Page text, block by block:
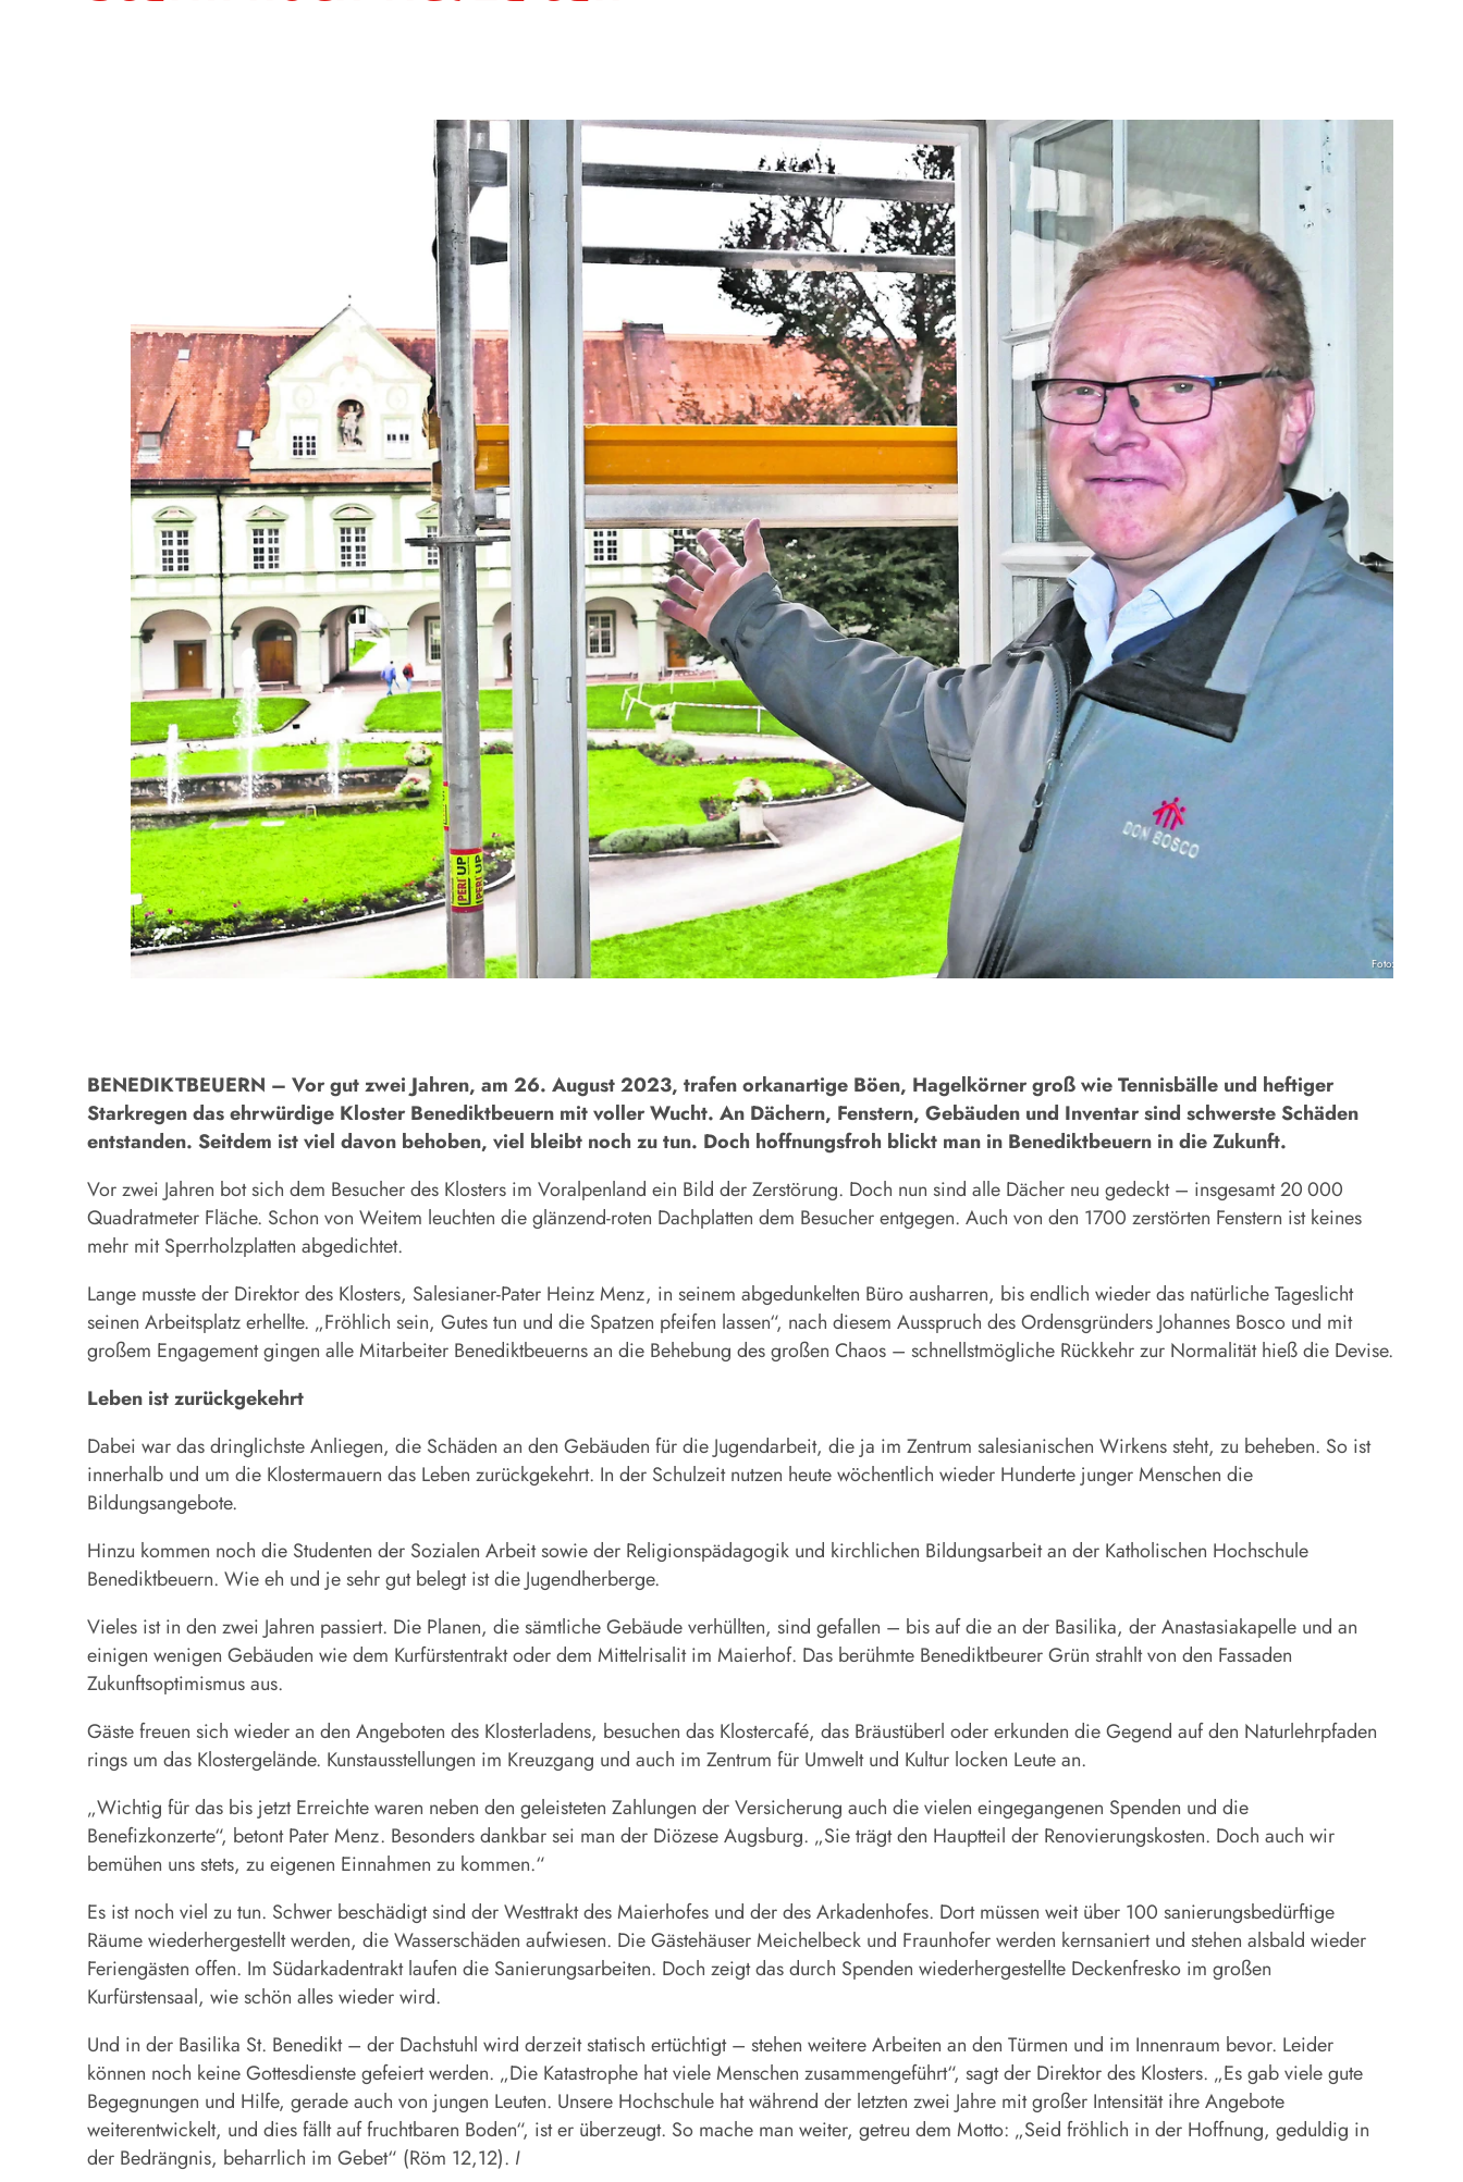
Foto: Paulus
BENEDIKTBEUERN – Vor gut zwei Jahren, am 26. August 2023, trafen orkanartige Böen, Hagelkörner groß wie Tennisbälle und heftiger
Starkregen das ehrwürdige Kloster Benediktbeuern mit voller Wucht. An Dächern, Fenstern, Gebäuden und Inventar sind schwerste Schäden
entstanden. Seitdem ist viel davon behoben, viel bleibt noch zu tun. Doch hoffnungsfroh blickt man in Benedikt­beuern in die Zukunft.
Vor zwei Jahren bot sich dem Besucher des Klosters im Voralpenland ein Bild der Zerstörung. Doch nun sind alle Dächer neu gedeckt – insgesamt 20 000
Quadratmeter Fläche. Schon von Weitem leuchten die glänzend-roten Dachplatten dem Besucher entgegen. Auch von den 1700 zerstörten Fenstern ist keines
mehr mit Sperrholzplatten abgedichtet.
Lange musste der Direktor des Klosters, Salesianer-Pater Heinz Menz, in seinem abgedunkelten Büro ausharren, bis endlich wieder das natürliche Tageslicht
seinen Arbeitsplatz erhellte. „Fröhlich sein, Gutes tun und die Spatzen pfeifen lassen“, nach diesem Ausspruch des Ordensgründers Johannes Bosco und mit
großem Engagement gingen alle Mitarbeiter Benediktbeuerns an die Behebung des großen Chaos – schnellstmögliche Rückkehr zur Normalität hieß die Devise.
Leben ist zurückgekehrt
Dabei war das dringlichste Anliegen, die Schäden an den Gebäuden für die Jugendarbeit, die ja im Zentrum salesianischen Wirkens steht, zu beheben. So ist
innerhalb und um die Klostermauern das Leben zurückgekehrt. In der Schulzeit nutzen heute wöchentlich wieder Hunderte junger Menschen die
Bildungsangebote.
Hinzu kommen noch die Studenten der Sozialen Arbeit sowie der Religionspädagogik und kirchlichen Bildungsarbeit an der Katholischen Hochschule
Benediktbeuern. Wie eh und je sehr gut belegt ist die Jugendherberge.
Vieles ist in den zwei Jahren passiert. Die Planen, die sämtliche Gebäude verhüllten, sind gefallen – bis auf die an der Basilika, der Anastasiakapelle und an
einigen wenigen Gebäuden wie dem Kurfürstentrakt oder dem Mittelrisalit im Maierhof. Das berühmte Benediktbeurer Grün strahlt von den Fassaden
Zukunftsoptimismus aus.
Gäste freuen sich wieder an den Angeboten des Klosterladens, besuchen das Klostercafé, das Bräu­stüberl oder erkunden die Gegend auf den Naturlehrpfaden
rings um das Klostergelände. Kunstausstellungen im Kreuzgang und auch im Zentrum für Umwelt und Kultur locken Leute an.
„Wichtig für das bis jetzt Erreichte waren neben den geleisteten Zahlungen der Versicherung auch die vielen eingegangenen Spenden und die
Benefizkonzerte“, betont Pater Menz. Besonders dankbar sei man der Diözese Augsburg. „Sie trägt den Hauptteil der Renovierungskosten. Doch auch wir
bemühen uns stets, zu eigenen Einnahmen zu kommen.“
Es ist noch viel zu tun. Schwer beschädigt sind der Westtrakt des Maierhofes und der des Arkadenhofes. Dort müssen weit über 100 sanierungsbedürftige
Räume wiederhergestellt werden, die Wasserschäden aufwiesen. Die Gästehäuser Meichelbeck und Fraunhofer werden kernsaniert und stehen alsbald wieder
Feriengästen offen. Im Südarkadentrakt laufen die Sanierungsarbeiten. Doch zeigt das durch Spenden wiederhergestellte Deckenfresko im großen
Kurfürstensaal, wie schön alles wieder wird.
Und in der Basilika St. Benedikt – der Dachstuhl wird derzeit statisch ertüchtigt – stehen weitere Arbeiten an den Türmen und im Innenraum bevor. Leider
können noch keine Gottesdienste gefeiert werden. „Die Katastrophe hat viele Menschen zusammengeführt“, sagt der Direktor des Klosters. „Es gab viele gute
Begegnungen und Hilfe, gerade auch von jungen Leuten. Unsere Hochschule hat während der letzten zwei Jahre mit großer Intensität ihre Angebote
weiterentwickelt, und dies fällt auf fruchtbaren Boden“, ist er überzeugt. So mache man weiter, getreu dem Motto: „Seid fröhlich in der Hoffnung, geduldig in
der Bedrängnis, beharrlich im Gebet“ (Röm 12,12). I